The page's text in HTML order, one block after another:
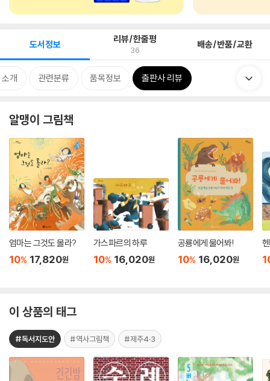
도서정보 리뷰/한줄평
36 배송/반품/교환
개 관련분류 품목정보 출판사 리뷰
알맹이 그림책
엄마는 그것도 몰라?
10% 17,820원
가스파르의 하루
10% 16,020원
공룡에게 물어봐!
10% 16,020원
이 상품의 태그
#독서지도안 #역사그림책 #제주4·3